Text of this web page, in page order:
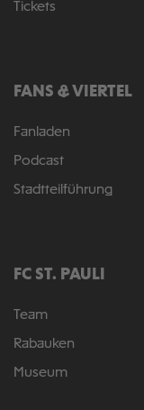
Tickets
FANS & VIERTEL
Fanladen
Podcast
Stadtteilführung
FC ST. PAULI
Team
Rabauken
Museum